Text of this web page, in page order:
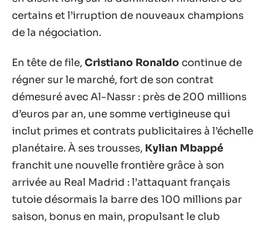
certains et l’irruption de nouveaux champions
de la négociation.
En tête de file,Cristiano Ronaldo continue de
régner sur le marché, fort de son contrat
démesuré avec Al-Nassr : près de 200 millions
d’euros par an, une somme vertigineuse qui
inclut primes et contrats publicitaires à l’échelle
planétaire. À ses trousses, Kylian Mbappé
franchit une nouvelle frontière grâce à son
arrivée au Real Madrid : l’attaquant français
tutoie désormais la barre des 100 millions par
saison, bonus en main, propulsant le club